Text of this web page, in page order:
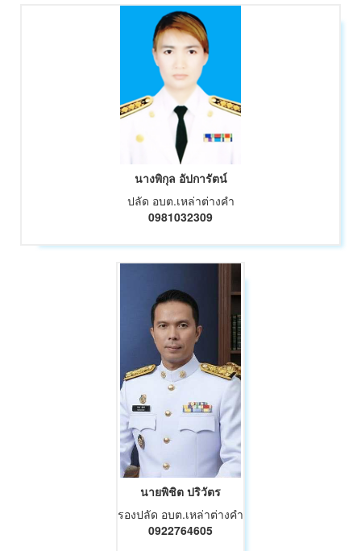
นางพิกุล อัปการัตน์
ปลัด อบต.เหล่าต่างคำ
0981032309
นายพิชิต ปริวัตร
รองปลัด อบต.เหล่าต่างคำ
0922764605